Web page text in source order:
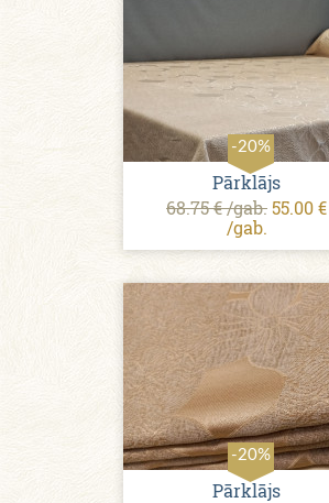
-20%
Pārklājs
68.75 € /gab.55.00 €
/gab.
-20%
Pārklājs